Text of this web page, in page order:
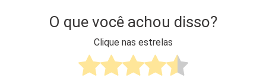
O que você achou disso?
Clique nas estrelas